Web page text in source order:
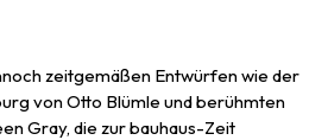
zeitgemäßen Entwürfen wie der
von Otto Blümle und berühmten
Gray, die zur bauhaus-Zeit